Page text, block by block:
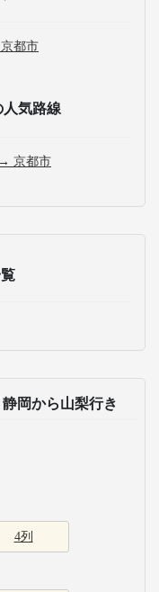
都市
人気路線
京都市
岡から山梨行き
4列